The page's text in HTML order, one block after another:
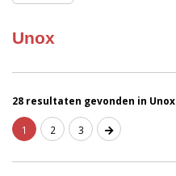
Unox
28 resultaten gevonden in Unox
1 2 3